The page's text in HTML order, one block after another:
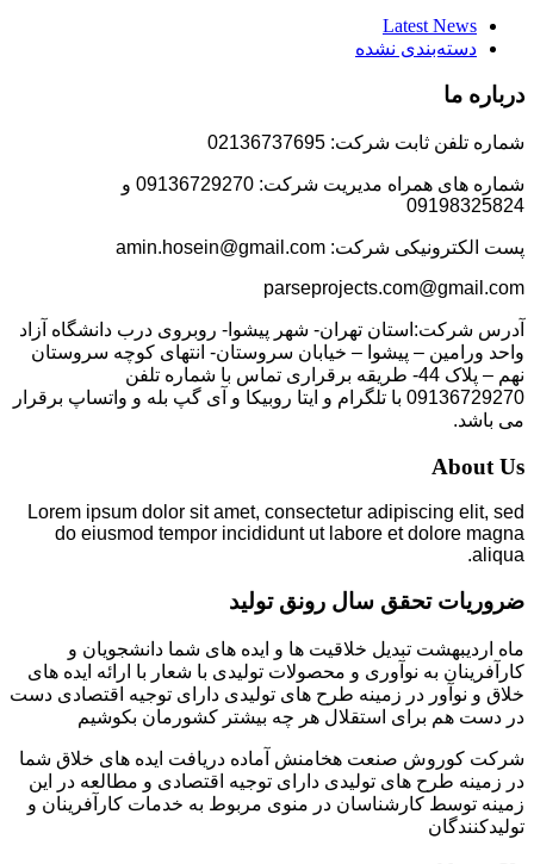
Latest News
دسته‌بندی نشده
درباره ما
شماره تلفن ثابت شرکت: 02136737695
شماره های همراه مدیریت شرکت: 09136729270 و
09198325824
پست الکترونیکی شرکت: amin.hosein@gmail.com
parseprojects.com@gmail.com
آدرس شرکت:استان تهران- شهر پیشوا- روبروی درب دانشگاه آزاد
واحد ورامین – پیشوا – خیابان سروستان- انتهای کوچه سروستان
نهم – پلاک 44- طریقه برقراری تماس با شماره تلفن
09136729270 با تلگرام و ایتا روبیکا و آی گپ بله و واتساپ برقرار
می باشد.
About Us
Lorem ipsum dolor sit amet, consectetur adipiscing elit, sed
do eiusmod tempor incididunt ut labore et dolore magna
aliqua.
ضروریات تحقق سال رونق تولید
ماه اردیبهشت تبدیل خلاقیت ها و ایده های شما دانشجویان و
کارآفرینان به نوآوری و محصولات تولیدی با شعار با ارائه ایده های
خلاق و نوآور در زمینه طرح های تولیدی دارای توجیه اقتصادی دست
در دست هم برای استقلال هر چه بیشتر کشورمان بکوشیم
شرکت کوروش صنعت هخامنش آماده دریافت ایده های خلاق شما
در زمینه طرح های تولیدی دارای توجیه اقتصادی و مطالعه در این
زمینه توسط کارشناسان در منوی مربوط به خدمات کارآفرینان و
تولیدکنندگان